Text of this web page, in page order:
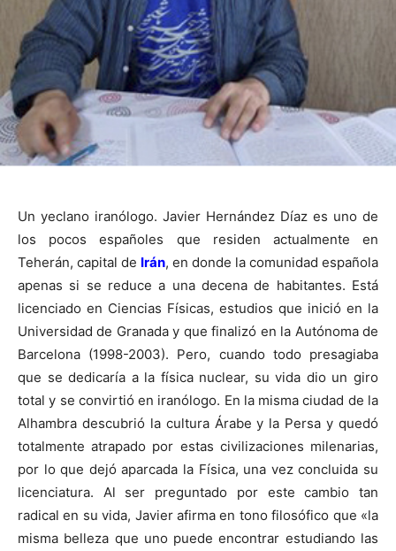
Un yeclano iranólogo. Javier Hernández Díaz es uno de
los pocos españoles que residen actualmente en
Teherán, capital de Irán, en donde la comunidad española
apenas si se reduce a una decena de habitantes. Está
licenciado en Ciencias Físicas, estudios que inició en la
Universidad de Granada y que finalizó en la Autónoma de
Barcelona (1998-2003). Pero, cuando todo presagiaba
que se dedicaría a la física nuclear, su vida dio un giro
total y se convirtió en iranólogo. En la misma ciudad de la
Alhambra descubrió la cultura Árabe y la Persa y quedó
totalmente atrapado por estas civilizaciones milenarias,
por lo que dejó aparcada la Física, una vez concluida su
licenciatura. Al ser preguntado por este cambio tan
radical en su vida, Javier afirma en tono filosófico que «la
misma belleza que uno puede encontrar estudiando las